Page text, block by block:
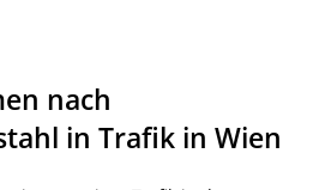
nach
in Trafik in Wien